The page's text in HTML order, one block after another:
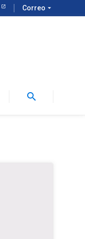
Correo arrow_drop_down
search